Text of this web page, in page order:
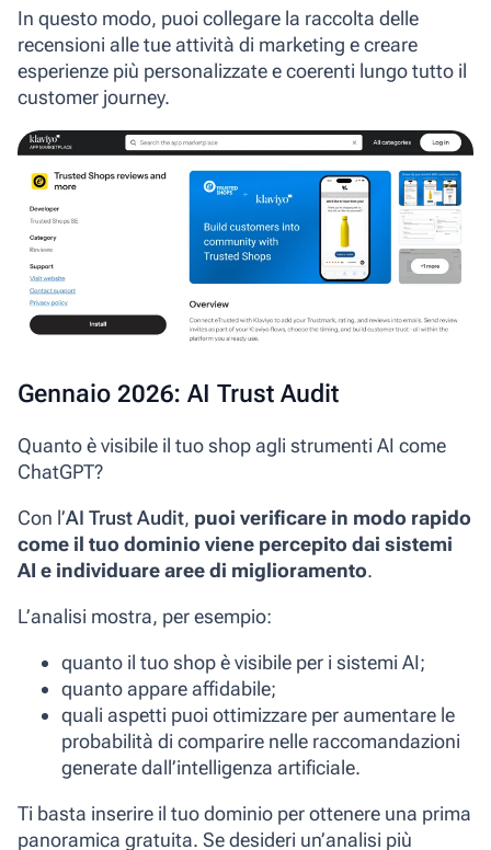
In questo modo, puoi collegare la raccolta delle
recensioni alle tue attività di marketing e creare
esperienze più personalizzate e coerenti lungo tutto il
customer journey.
Gennaio 2026: AI Trust Audit
Quanto è visibile il tuo shop agli strumenti AI come
ChatGPT?
Con l’AI Trust Audit, puoi verificare in modo rapido
come il tuo dominio viene percepito dai sistemi
AI e individuare aree di miglioramento.
L’analisi mostra, per esempio:
quanto il tuo shop è visibile per i sistemi AI;
quanto appare affidabile;
quali aspetti puoi ottimizzare per aumentare le
probabilità di comparire nelle raccomandazioni
generate dall’intelligenza artificiale.
Ti basta inserire il tuo dominio per ottenere una prima
panoramica gratuita. Se desideri un’analisi più